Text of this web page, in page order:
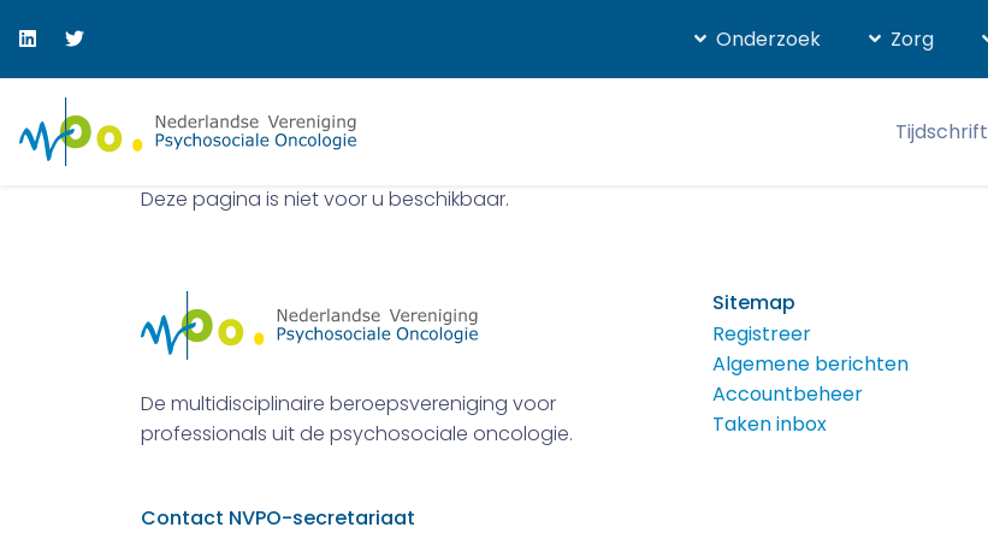
Onderzoek Zorg
Tijdschrift
Deze pagina is niet voor u beschikbaar.
De multidisciplinaire beroepsvereniging voor
professionals uit de psychosociale oncologie.
Contact NVPO-secretariaat
Sitemap
Registreer
Algemene berichten
Accountbeheer
Taken inbox